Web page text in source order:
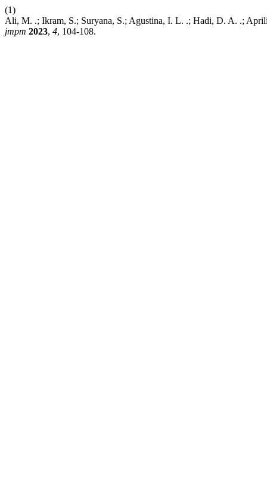
(1)
Ali, M. .; Ikram, S.; Suryana, S.; Agustina, I. L. .; Hadi, D. A. .;
jmpm 2023, 4, 104-108.